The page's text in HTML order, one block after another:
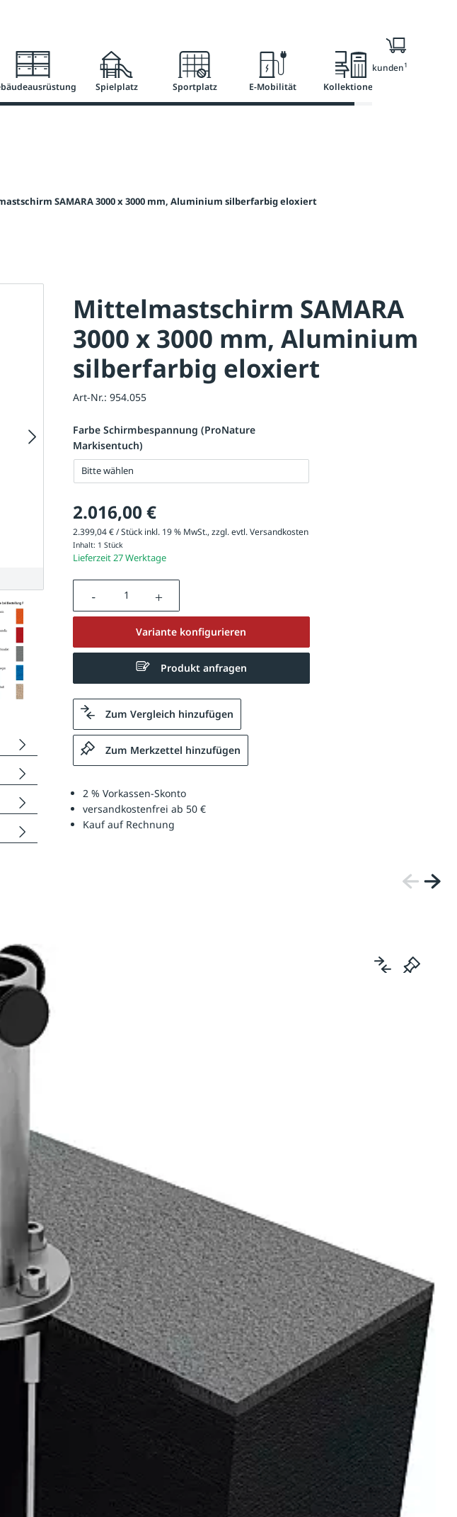
ab 50 €
Spielplatz Sportplatz E-Mobilität Kollektionen
Nur für Geschäftskunden1
SAMARA 3000 x 3000 mm, Aluminium silberfarbig eloxiert
Mittelmastschirm SAMARA
3000 x 3000 mm, Aluminium
silberfarbig eloxiert
Art-Nr.: 954.055
Farbe Schirmbespannung (ProNature
Markisentuch)
Bitte wählen
2.016,00 €
2.399,04 € / Stück inkl. 19 % MwSt., zzgl. evtl.Versandkosten
Inhalt: 1 Stück
Lieferzeit 27 Werktage
Produkt Anzahl: Gib den gewünschten Wert ein oder
Variante konfigurieren
Produkt anfragen
Zum Vergleich hinzufügen
Zum Merkzettel hinzufügen
2 % Vorkassen-Skonto
versandkostenfrei ab 50 €
Kauf auf Rechnung